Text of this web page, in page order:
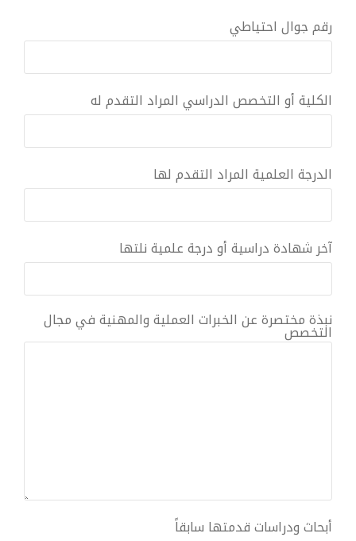
رقم جوال احتياطي
الكلية أو التخصص الدراسي المراد التقدم له
الدرجة العلمية المراد التقدم لها
آخر شهادة دراسية أو درجة علمية نلتها
نبذة مختصرة عن الخبرات العملية والمهنية في مجال
التخصص
أبحاث ودراسات قدمتها سابقاً